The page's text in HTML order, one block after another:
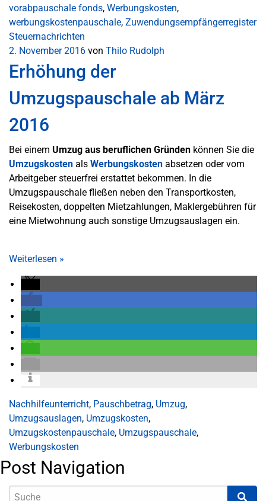
vorabpauschale fonds, Werbungskosten,
werbungskostenpauschale, Zuwendungsempfängerregister
Steuernachrichten
2. November 2016 von Thilo Rudolph
Erhöhung der
Umzugspauschale ab März
2016
Bei einem Umzug aus beruflichen Gründen können Sie die
Umzugskosten als Werbungskosten absetzen oder vom
Arbeitgeber steuerfrei erstattet bekommen. In die
Umzugspauschale fließen neben den Transportkosten,
Reisekosten, doppelten Mietzahlungen, Maklergebühren für
eine Mietwohnung auch sonstige Umzugsauslagen ein.
Weiterlesen »
Nachhilfeunterricht, Pauschbetrag, Umzug,
Umzugsauslagen, Umzugskosten,
Umzugskostenpauschale, Umzugspauschale,
Werbungskosten
Post Navigation